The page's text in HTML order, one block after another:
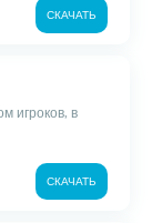
СКАЧАТЬ
игроков, в
СКАЧАТЬ